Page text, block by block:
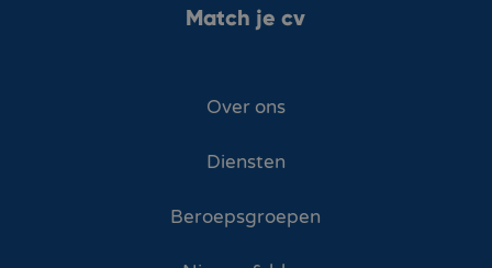
Match je cv
Over ons
Diensten
Beroepsgroepen